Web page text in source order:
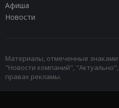
Афиша
Новости
Материалы, отмеченные
"Новости компаний",
правах рекламы.